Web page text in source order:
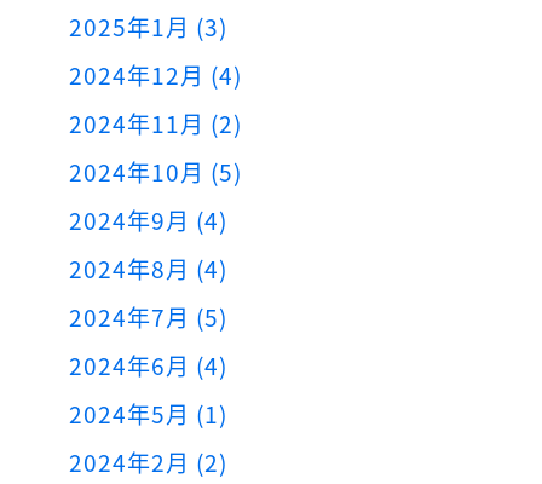
2025年1月 (3)
2024年12月 (4)
2024年11月 (2)
2024年10月 (5)
2024年9月 (4)
2024年8月 (4)
2024年7月 (5)
2024年6月 (4)
2024年5月 (1)
2024年2月 (2)